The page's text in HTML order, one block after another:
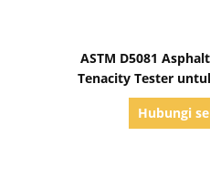
ASTM D5081
Tenacity Tester
Campuran
Hubungi